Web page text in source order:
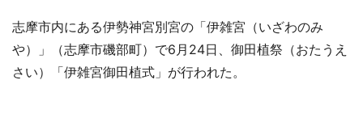
志摩市内にある伊勢神宮別宮の「伊雑宮（いざわのみ
や）」（志摩市磯部町）で6月24日、御田植祭（おたうえ
さい）「伊雑宮御田植式」が行われた。